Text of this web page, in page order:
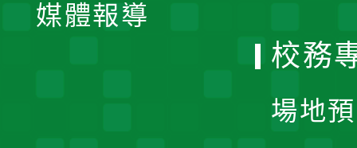
媒體報導
校務
場地